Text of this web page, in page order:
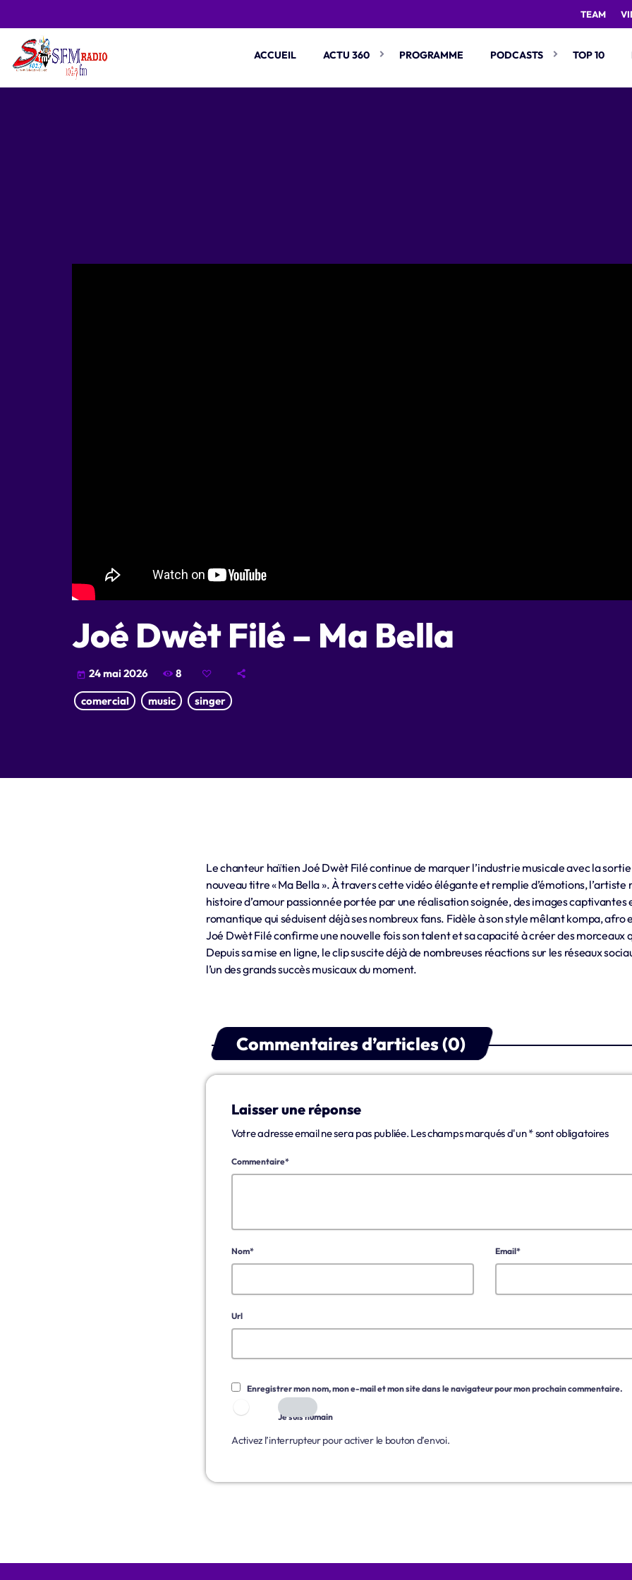
TEAM
ACCUEIL ACTU 360 PROGRAMME PODCASTS TOP 10
Joé Dwèt Filé – Ma Bella
today 24 mai 2026 8
comercial music singer
Le chanteur haïtienJoé Dwèt Filécontinue de marquer l’industrie musicale avec la
nouveau titre « Ma Bella ». À travers cette vidéo élégante et remplie d’émotions, l’artiste
histoire d’amour passionnée portée par une réalisation soignée, des images captivantes
romantique qui séduisent déjà ses nombreux fans. Fidèle à son style mêlant kompa, afro
Joé Dwèt Filé confirme une nouvelle fois son talent et sa capacité à créer des morceaux
Depuis sa mise en ligne, le clip suscite déjà de nombreuses réactions sur les réseaux
l’un des grands succès musicaux du moment.
Commentaires d’articles (0)
Laisser une réponse
Votre adresse email ne sera pas publiée. Les champs marqués d'un * sont obligatoires
Commentaire*
Nom* Email*
Url
Enregistrer mon nom, mon e-mail et mon site dans le navigateur pour mon prochain commentaire.
Je suis humain
Activez l’interrupteur pour activer le bouton d’envoi.